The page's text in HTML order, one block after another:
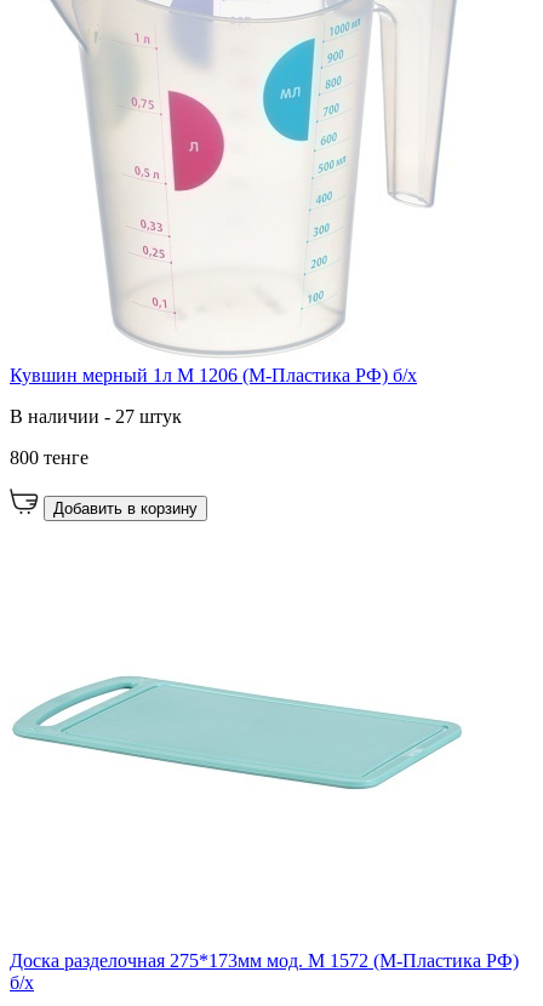
Кувшин мерный 1л М 1206 (М-Пластика РФ) б/х
В наличии - 27 штук
800 тенге
Добавить в корзину
Доска разделочная 275*173мм мод. М 1572 (М-Пластика РФ)
б/х